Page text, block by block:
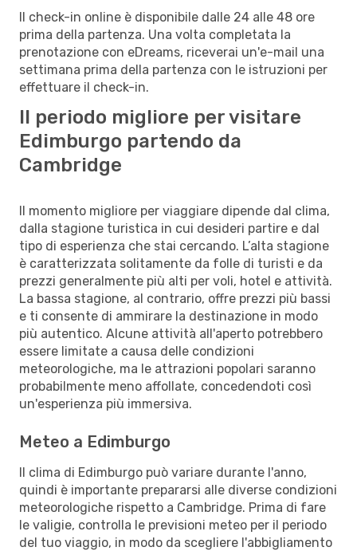
Il check-in online è disponibile dalle 24 alle 48 ore
prima della partenza. Una volta completata la
prenotazione con eDreams, riceverai un'e-mail una
settimana prima della partenza con le istruzioni per
effettuare il check-in.
Il periodo migliore per visitare
Edimburgo partendo da
Cambridge
Il momento migliore per viaggiare dipende dal clima,
dalla stagione turistica in cui desideri partire e dal
tipo di esperienza che stai cercando. L’alta stagione
è caratterizzata solitamente da folle di turisti e da
prezzi generalmente più alti per voli, hotel e attività.
La bassa stagione, al contrario, offre prezzi più bassi
e ti consente di ammirare la destinazione in modo
più autentico. Alcune attività all'aperto potrebbero
essere limitate a causa delle condizioni
meteorologiche, ma le attrazioni popolari saranno
probabilmente meno affollate, concedendoti così
un'esperienza più immersiva.
Meteo a Edimburgo
Il clima di Edimburgo può variare durante l'anno,
quindi è importante prepararsi alle diverse condizioni
meteorologiche rispetto a Cambridge. Prima di fare
le valigie, controlla le previsioni meteo per il periodo
del tuo viaggio, in modo da scegliere l'abbigliamento